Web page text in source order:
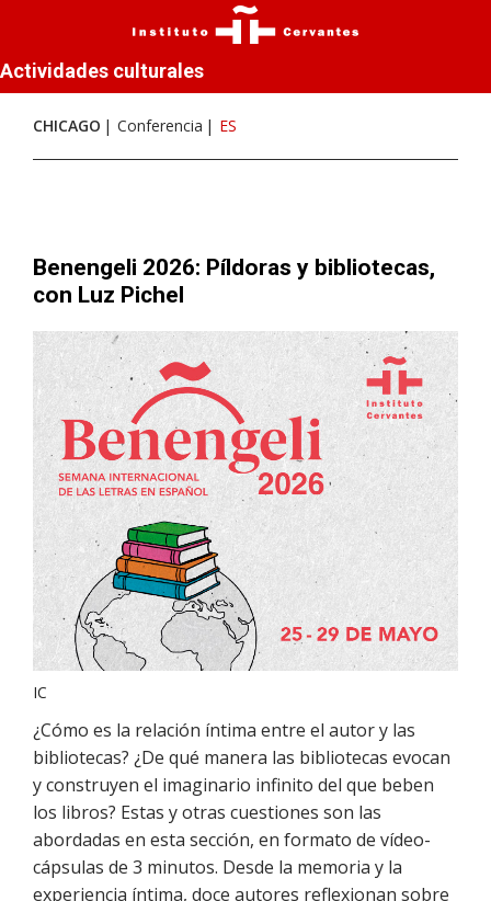
Actividades culturales
CHICAGO Conferencia ES
Benengeli 2026: Píldoras y bibliotecas,
con Luz Pichel
IC
¿Cómo es la relación íntima entre el autor y las
bibliotecas? ¿De qué manera las bibliotecas evocan
y construyen el imaginario infinito del que beben
los libros? Estas y otras cuestiones son las
abordadas en esta sección, en formato de vídeo-
cápsulas de 3 minutos. Desde la memoria y la
experiencia íntima, doce autores reflexionan sobre